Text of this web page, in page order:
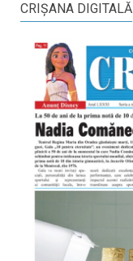
CRIŞANA DIGITALĂ